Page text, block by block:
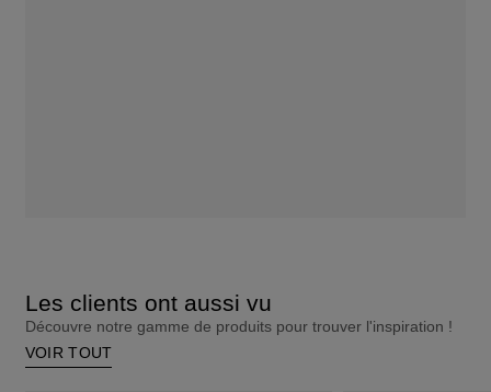
Les clients ont aussi vu
Découvre notre gamme de produits pour trouver l'inspiration !
VOIR TOUT